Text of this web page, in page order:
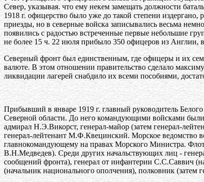
Север, указывая. что ему некем замещать должности
1918 г. офицерство было уже до такой степени
приезды, но в северные войска записывались весьма
появились с радостью встреченные первые небольшие
не более 15 ч. 22 июля прибыло 350 офицеров из Англии,
Северный фронт был единственным, где офицеры и их
валюте. В этом отношении правительство сделало
ликвидации лагерей снабдило их всеми пособиями,
Прибывший в январе 1919 г. главный руководитель
Северной области. До него командующими войсками
адмирал Н.Э.Викорст, генерал-майор (затем генерал-
генерал-лейтенант М.Ф.Квецинский. Морское
главнокомандующему на правах Морского Министра.
В.Н.Медведев). Среди других начальствующих лиц -
сообщений фронта), генерал от инфантерии С.С.Саввич
(начальник национального ополчения), полковник